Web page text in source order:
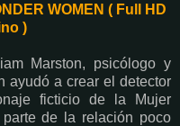
WOMEN ( Full HD
)
Marston, psicólogo y
ayudó a crear el detector
ficticio de la Mujer
de la relación poco